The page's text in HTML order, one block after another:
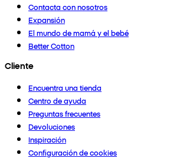
Contacta con nosotros
Expansión
El mundo de mamá y el bebé
Better Cotton
Cliente
Encuentra una tienda
Centro de ayuda
Preguntas frecuentes
Devoluciones
Inspiración
Configuración de cookies